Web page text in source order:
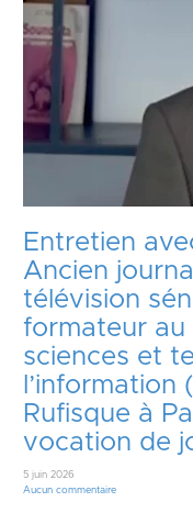
Entretien
Ancien
télévision
formateur au
sciences et
l’information
Rufisque à
vocation de
5 juin 2026
Aucun commentaire